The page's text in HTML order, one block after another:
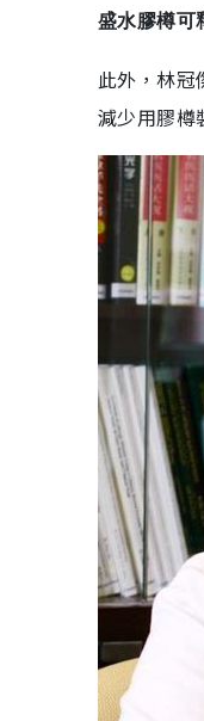
盛水膠樽可
此外，林
減少用膠樽